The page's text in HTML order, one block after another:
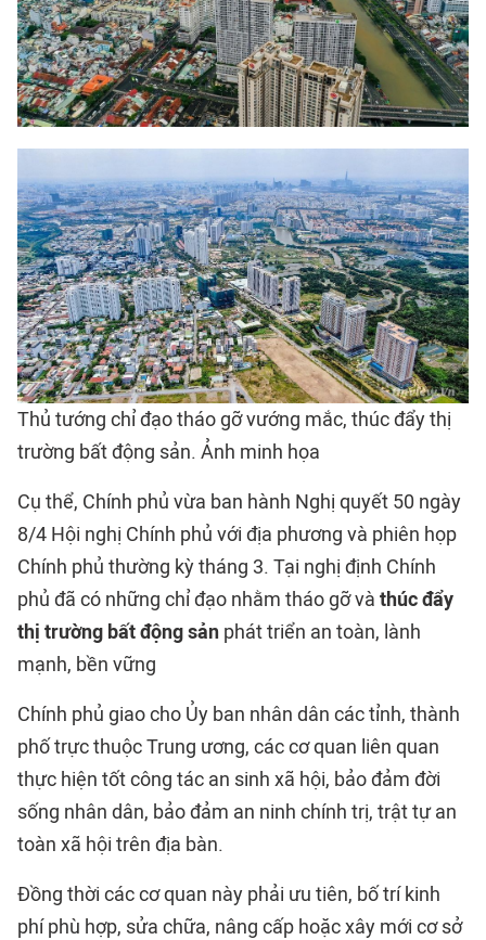
Thủ tướng chỉ đạo tháo gỡ vướng mắc, thúc đẩy thị
trường bất động sản. Ảnh minh họa
Cụ thể, Chính phủ vừa ban hành Nghị quyết 50 ngày
8/4 Hội nghị Chính phủ với địa phương và phiên họp
Chính phủ thường kỳ tháng 3. Tại nghị định Chính
phủ đã có những chỉ đạo nhằm tháo gỡ và thúc đẩy
thị trường bất động sản phát triển an toàn, lành
mạnh, bền vững
Chính phủ giao cho Ủy ban nhân dân các tỉnh, thành
phố trực thuộc Trung ương, các cơ quan liên quan
thực hiện tốt công tác an sinh xã hội, bảo đảm đời
sống nhân dân, bảo đảm an ninh chính trị, trật tự an
toàn xã hội trên địa bàn.
Đồng thời các cơ quan này phải ưu tiên, bố trí kinh
phí phù hợp, sửa chữa, nâng cấp hoặc xây mới cơ sở